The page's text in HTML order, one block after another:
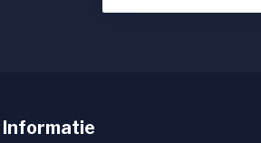
Informatie